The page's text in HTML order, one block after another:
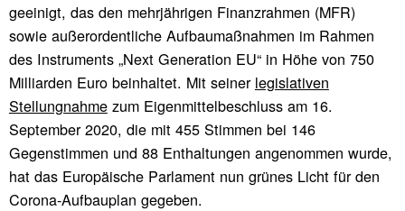
geeinigt, das den mehrjährigen Finanzrahmen (MFR)
sowie außerordentliche Aufbaumaßnahmen im Rahmen
des Instruments „Next Generation EU“ in Höhe von 750
Milliarden Euro beinhaltet. Mit seiner legislativen
Stellungnahmezum Eigenmittelbeschluss am 16.
September 2020, die mit 455 Stimmen bei 146
Gegenstimmen und 88 Enthaltungen angenommen wurde,
hat das Europäische Parlament nun grünes Licht für den
Corona-Aufbauplan gegeben.